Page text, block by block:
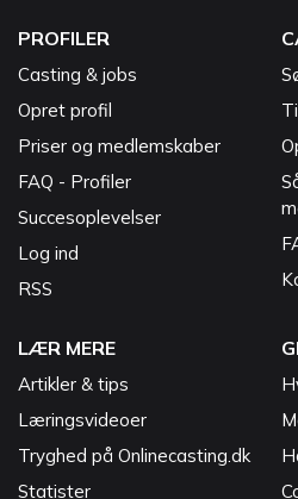
PROFILER
Casting & jobs
Opret profil
Priser og medlemskaber
FAQ - Profiler
Succesoplevelser
Log ind
RSS
LÆR MERE
Artikler & tips
Læringsvideoer
Tryghed på Onlinecasting.dk
Statister